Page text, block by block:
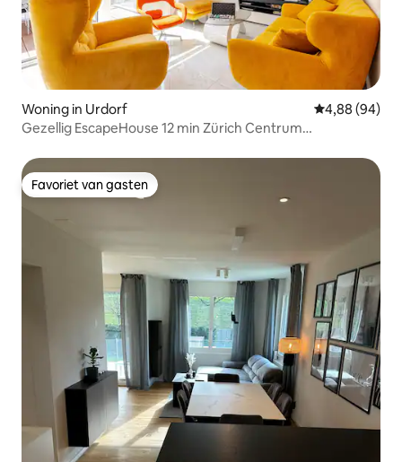
Woning in Urdorf Gemiddelde
4,88 (94)
Gezellig EscapeHouse 12 min Zürich Centrum
Favoriet van gasten
Favoriet van gasten